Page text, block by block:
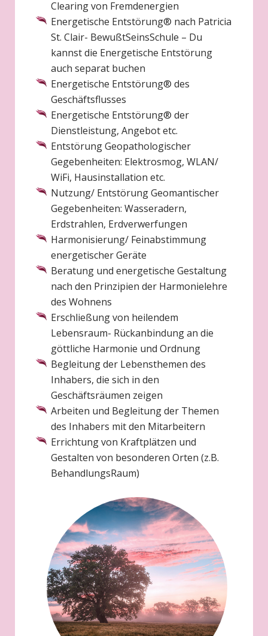
Clearing von Fremdenergien
Energetische Entstörung® nach Patricia
St. Clair- BewußtSeinsSchule – Du
kannst die Energetische Entstörung
auch separat buchen
Energetische Entstörung® des
Geschäftsflusses
Energetische Entstörung® der
Dienstleistung, Angebot etc.
Entstörung Geopathologischer
Gegebenheiten: Elektrosmog, WLAN/
WiFi, Hausinstallation etc.
Nutzung/ Entstörung Geomantischer
Gegebenheiten: Wasseradern,
Erdstrahlen, Erdverwerfungen
Harmonisierung/ Feinabstimmung
energetischer Geräte
Beratung und energetische Gestaltung
nach den Prinzipien der Harmonielehre
des Wohnens
Erschließung von heilendem
Lebensraum- Rückanbindung an die
göttliche Harmonie und Ordnung
Begleitung der Lebensthemen des
Inhabers, die sich in den
Geschäftsräumen zeigen
Arbeiten und Begleitung der Themen
des Inhabers mit den Mitarbeitern
Errichtung von Kraftplätzen und
Gestalten von besonderen Orten (z.B.
BehandlungsRaum)